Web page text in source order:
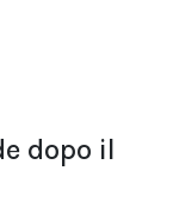
dopo il